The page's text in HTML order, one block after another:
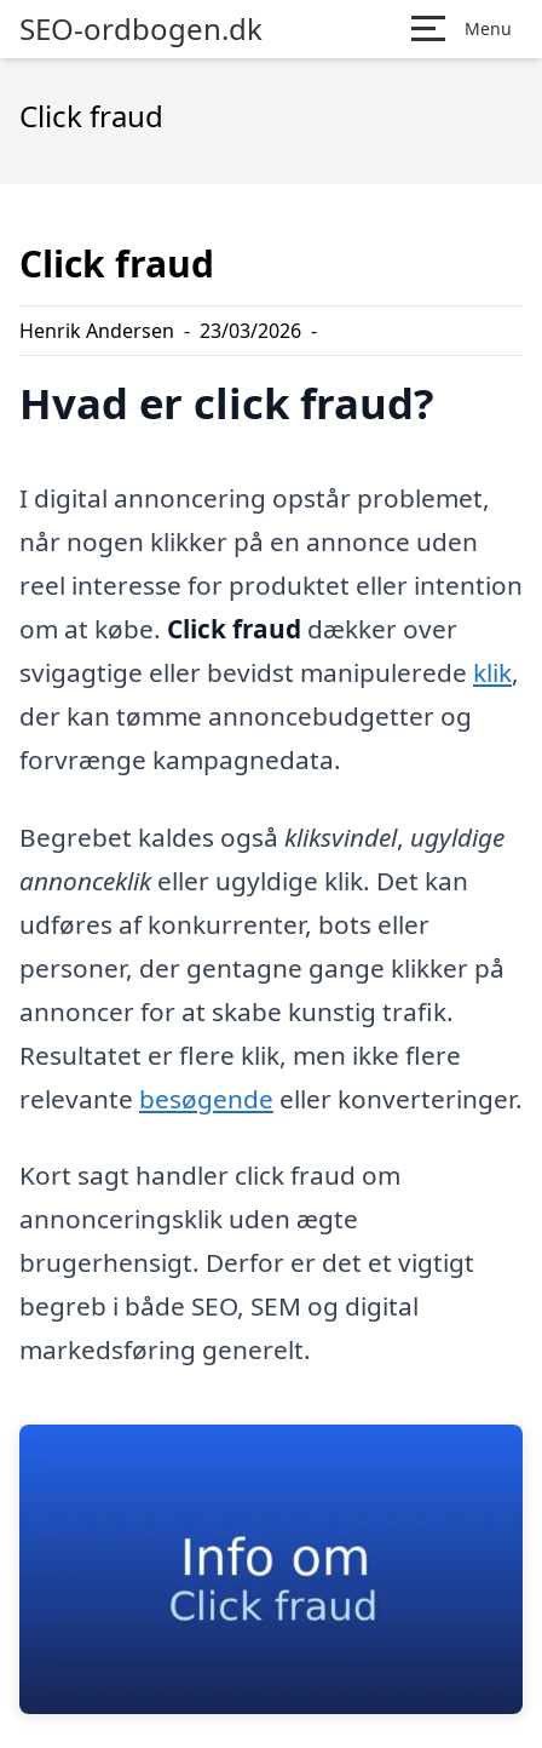
SEO-ordbogen.dk Menu
Click fraud
Click fraud
Henrik Andersen - 23/03/2026 -
Hvad er click fraud?
I digital annoncering opstår problemet,
når nogen klikker på en annonce uden
reel interesse for produktet eller intention
om at købe. Click fraud dækker over
svigagtige eller bevidst manipulerede klik,
der kan tømme annoncebudgetter og
forvrænge kampagnedata.
Begrebet kaldes også kliksvindel, ugyldige
annonceklikeller ugyldige klik. Det kan
udføres af konkurrenter, bots eller
personer, der gentagne gange klikker på
annoncer for at skabe kunstig trafik.
Resultatet er flere klik, men ikke flere
relevante besøgende eller konverteringer.
Kort sagt handler click fraud om
annonceringsklik uden ægte
brugerhensigt. Derfor er det et vigtigt
begreb i både SEO, SEM og digital
markedsføring generelt.